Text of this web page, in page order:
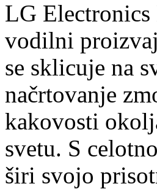
LG
vodilni
se sklicuje na
načrtovanje
kakovosti
svetu. S
širi svojo